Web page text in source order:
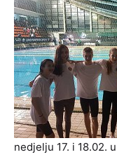
nedjelju 17. i 18.02.